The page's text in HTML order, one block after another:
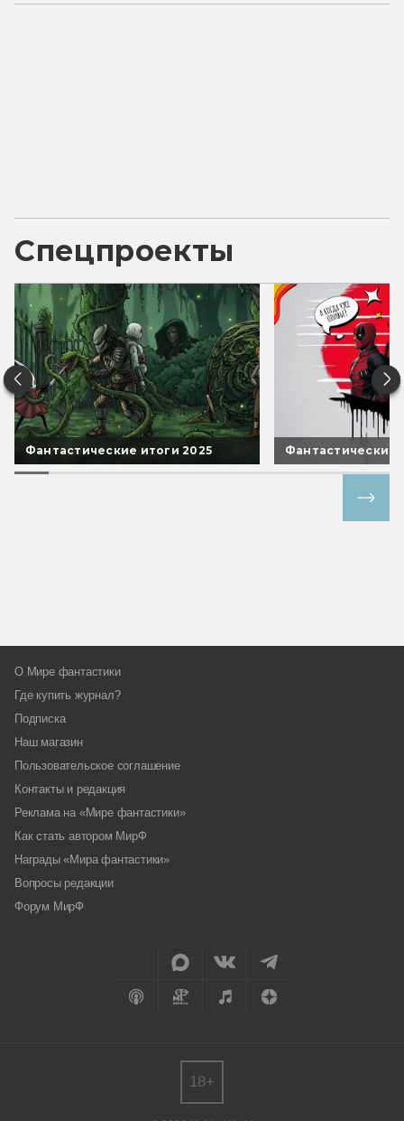
Спецпроекты
Фантастические итоги 2025 Фантастические
О Мире фантастики
Где купить журнал?
Подписка
Наш магазин
Пользовательское соглашение
Контакты и редакция
Реклама на «Мире фантастики»
Как стать автором МирФ
Награды «Мира фантастики»
Вопросы редакции
Форум МирФ
18+